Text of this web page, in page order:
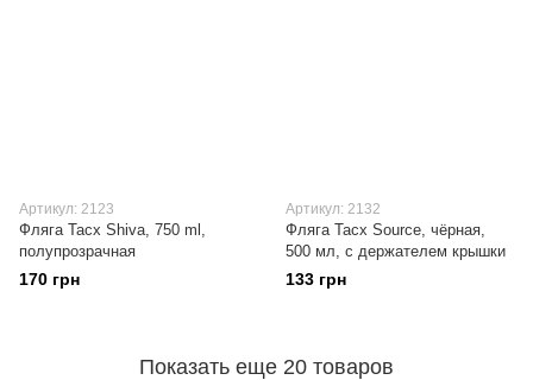
Артикул: 2123
Фляга Tacx Shiva, 750 ml,
полупрозрачная
170 грн
Артикул: 2132
Фляга Tacx Source, чёрная,
500 мл, с держателем крышки
133 грн
Показать еще 20 товаров